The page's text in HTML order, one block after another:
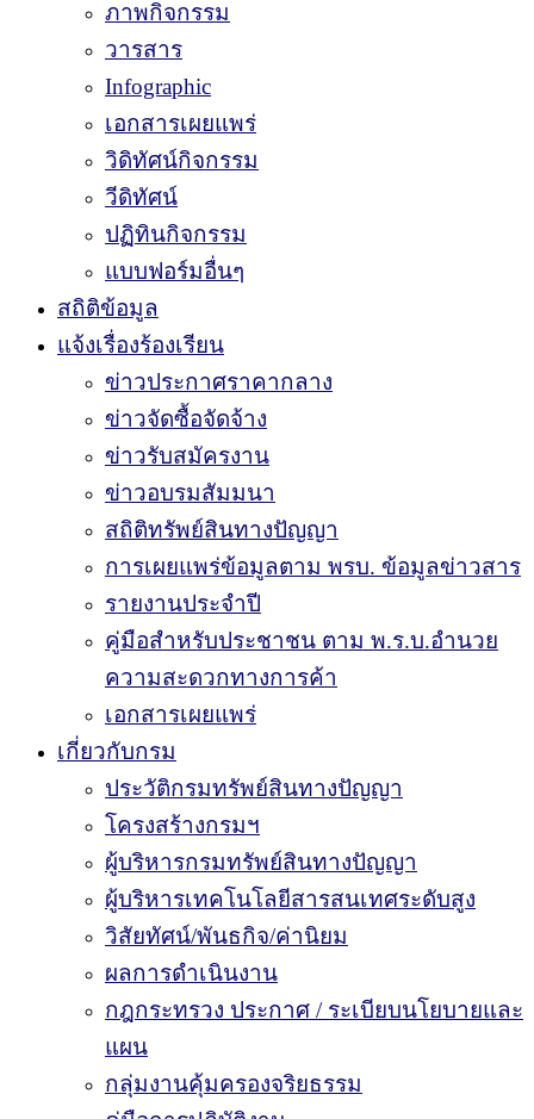
ภาพกิจกรรม
วารสาร
Infographic
เอกสารเผยแพร่
วิดิทัศน์กิจกรรม
วีดิทัศน์
ปฏิทินกิจกรรม
แบบฟอร์มอื่นๆ
สถิติข้อมูล
แจ้งเรื่องร้องเรียน
ข่าวประกาศราคากลาง
ข่าวจัดซื้อจัดจ้าง
ข่าวรับสมัครงาน
ข่าวอบรมสัมมนา
สถิติทรัพย์สินทางปัญญา
การเผยแพร่ข้อมูลตาม พรบ. ข้อมูลข่าวสาร
รายงานประจำปี
คู่มือสำหรับประชาชน ตาม พ.ร.บ.อำนวย
ความสะดวกทางการค้า
เอกสารเผยแพร่
เกี่ยวกับกรม
ประวัติกรมทรัพย์สินทางปัญญา
โครงสร้างกรมฯ
ผู้บริหารกรมทรัพย์สินทางปัญญา
ผู้บริหารเทคโนโลยีสารสนเทศระดับสูง
วิสัยทัศน์/พันธกิจ/ค่านิยม
ผลการดำเนินงาน
กฎกระทรวง ประกาศ / ระเบียบนโยบายและ
แผน
กลุ่มงานคุ้มครองจริยธรรม